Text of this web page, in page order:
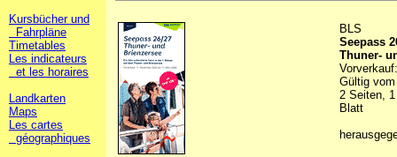
Kursbücher und
Fahrpläne
Timetables
Les indicateurs
et les horaires
Landkarten
Maps
Les cartes
géographiques
BLS
Seepass
Thuner-
Gültig
2 Seiten,
Blatt